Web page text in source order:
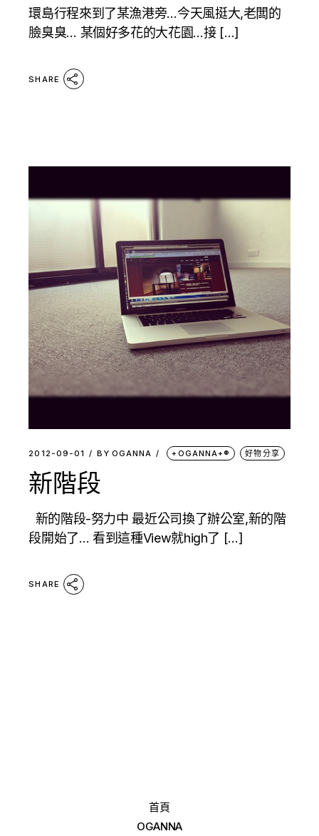
環島行程來到了某漁港旁…今天風挺大,老闆的
臉臭臭… 某個好多花的大花園…接 […]
SHARE
2012-09-01 BY OGANNA +OGANNA+® 好物分享
新階段
新的階段-努力中 最近公司換了辦公室,新的階
段開始了… 看到這種View就high了 […]
SHARE
首頁
OGANNA